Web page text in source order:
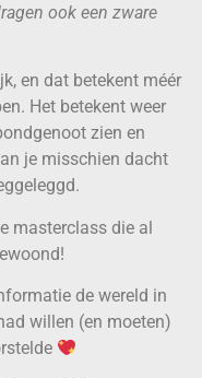
ook een zware
en dat betekent méér
Het betekent weer
zien en
je misschien dacht
masterclass die al
de wereld in
willen (en moeten)